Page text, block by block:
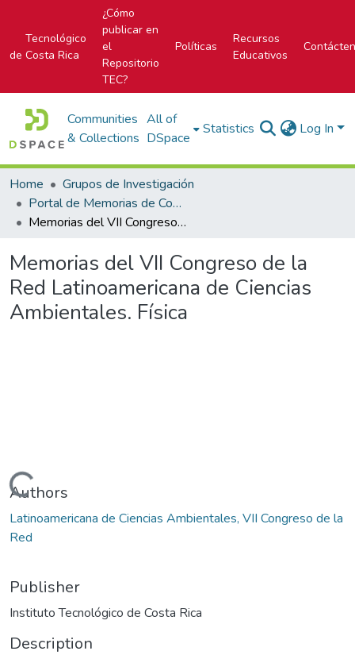
Tecnológico
de Costa Rica
¿Cómo
publicar en
el
Repositorio
TEC?
Políticas
Recursos
Educativos
Communities
& Collections
All of
DSpace
Statistics Log In
Home
Grupos de Investigación
Portal de Memorias de Congresos
Memorias del VII Congreso de la Red Latinoamericana de Ciencias Ambientales. Física
Memorias del VII Congreso de la
Red Latinoamericana de Ciencias
Ambientales. Física
Loading...
Authors
Latinoamericana de Ciencias Ambientales, VII Congreso de la
Red
Publisher
Instituto Tecnológico de Costa Rica
Description